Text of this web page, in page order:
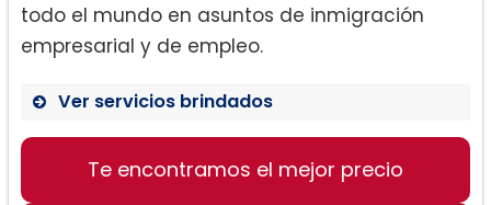
todo el mundo en asuntos de inmigración
empresarial y de empleo.
Ver servicios brindados
Defensa de remoción compleja
Te encontramos el mejor precio